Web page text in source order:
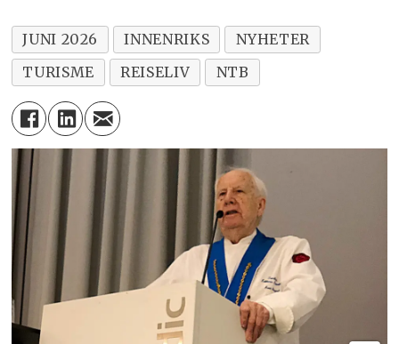
JUNI 2026 INNENRIKS
NYHETER
TURISME
REISELIV NTB